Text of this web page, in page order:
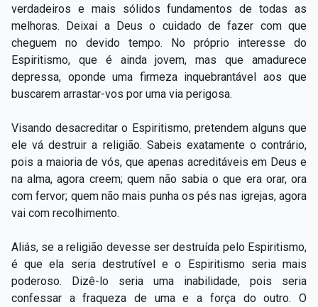
verdadeiros e mais sólidos fundamentos de todas as
melhoras. Deixai a Deus o cuidado de fazer com que
cheguem no devido tempo. No próprio interesse do
Espiritismo, que é ainda jovem, mas que amadurece
depressa, oponde uma firmeza inquebrantável aos que
buscarem arrastar-vos por uma via perigosa.
Visando desacreditar o Espiritismo, pretendem alguns que
ele vá destruir a religião. Sabeis exatamente o contrário,
pois a maioria de vós, que apenas acreditáveis em Deus e
na alma, agora creem; quem não sabia o que era orar, ora
com fervor; quem não mais punha os pés nas igrejas, agora
vai com recolhimento.
Aliás, se a religião devesse ser destruída pelo Espiritismo,
é que ela seria destrutível e o Espiritismo seria mais
poderoso. Dizê-lo seria uma inabilidade, pois seria
confessar a fraqueza de uma e a força do outro. O